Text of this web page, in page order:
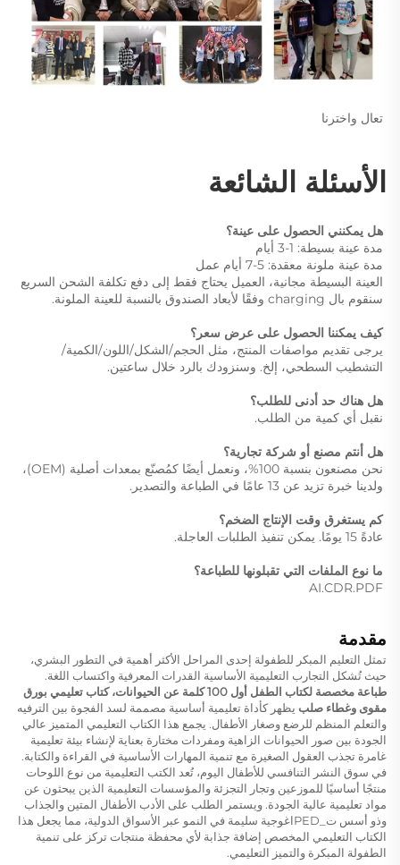
تعال واخترنا
الأسئلة الشائعة
هل يمكنني الحصول على عينة؟
مدة عينة بسيطة: 1-3 أيام
مدة عينة ملونة معقدة: 5-7 أيام عمل
العينة البسيطة مجانية، العميل يحتاج فقط إلى دفع تكلفة الشحن السريع
سنقوم بال charging وفقًا لأبعاد الصندوق بالنسبة للعينة الملونة.
كيف يمكننا الحصول على عرض سعر؟
يرجى تقديم مواصفات المنتج، مثل الحجم/الشكل/اللون/الكمية/
التشطيب السطحي، إلخ. وسنزودك بالرد خلال ساعتين.
هل هناك حد أدنى للطلب؟
نقبل أي كمية من الطلب.
هل أنتم مصنع أو شركة تجارية؟
ولدينا خبرة تزيد عن 13 عامًا في الطباعة والتصدير.
كم يستغرق وقت الإنتاج الضخم؟
عادةً 15 يومًا. يمكن تنفيذ الطلبات العاجلة.
ما نوع الملفات التي تقبلونها للطباعة؟
AI.CDR.PDF
مقدمة
تمثل التعليم المبكر للطفولة إحدى المراحل الأكثر أهمية في التطور البشري،
حيث تُشكل التجارب التعليمية الأساسية القدرات المعرفية واكتساب اللغة.
طباعة مخصصة لكتاب الطفل أول 100 كلمة عن الحيوانات، كتاب تعليمي بورق
مقوى وغطاء صلب يظهر كأداة تعليمية أساسية مصممة لسد الفجوة بين الترفيه
والتعلم المنظم للرضع وصغار الأطفال. يجمع هذا الكتاب التعليمي المتميز عالي
الجودة بين صور الحيوانات الزاهية ومفردات مختارة بعناية لإنشاء بيئة تعليمية
غامرة تجذب العقول الصغيرة مع تنمية المهارات الأساسية في القراءة والكتابة.
في سوق النشر التنافسي للأطفال اليوم، تُعد الكتب التعليمية من نوع اللوحات
منتجًا أساسيًا للموزعين وتجار التجزئة والمؤسسات التعليمية الذين يبحثون عن
مواد تعليمية عالية الجودة. ويستمر الطلب على الأدب الأطفال المتين والجذاب
وذو أسس ت_PEDاغوجية سليمة في النمو عبر الأسواق الدولية، مما يجعل هذا
الكتاب التعليمي المخصص إضافة جذابة لأي محفظة منتجات تركز على تنمية
الطفولة المبكرة والتميز التعليمي.